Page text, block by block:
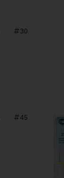
＃30
＃45